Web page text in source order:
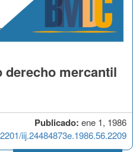
Publicado: ene 1, 1986
iij.24484873e.1986.56.2209
derecho mercantil